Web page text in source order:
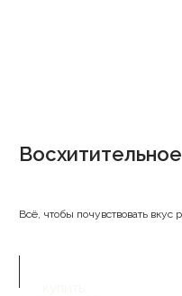
Всё, чтобы почувствовать вкус